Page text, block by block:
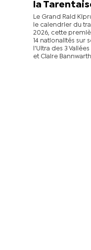
la
Le Grand Raid
le calendrier du
2026, cette
14 nationalités
l'Ultra des 3
et Claire